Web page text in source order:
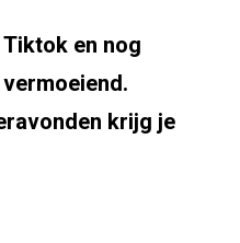
en nog
krijg je